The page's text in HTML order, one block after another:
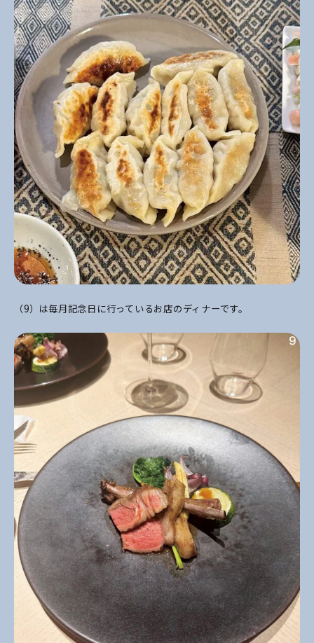
（9）は毎月記念日に行っているお店のディナーです。